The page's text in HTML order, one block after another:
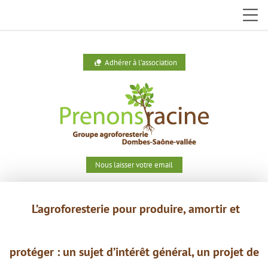
nature_people Adhérer à l'association
Nous laisser votre email
L’agroforesterie pour produire,amortir et
protéger : un sujetd’intérêt général, un projet de